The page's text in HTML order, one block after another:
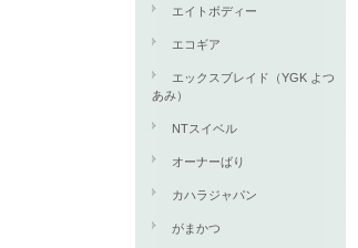
エイトボディー
エコギア
エックスブレイド（YGK よつ
あみ）
NTスイベル
オーナーばり
カハラジャパン
がまかつ